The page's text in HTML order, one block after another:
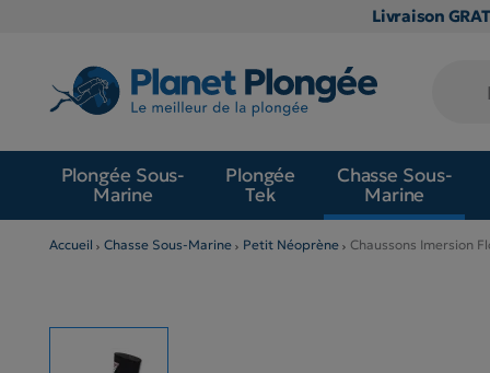
Livraison
Plongée Sous-
Marine
Plongée
Tek
Chasse Sous-
Marine
Accueil Chasse Sous-Marine Petit Néoprène Chaussons Imersion